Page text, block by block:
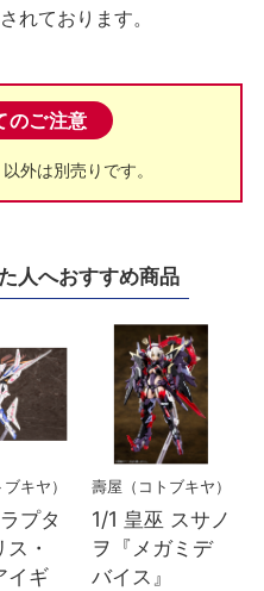
れております。
のご注意
外は別売りです。
人へおすすめ商品
キヤ）
プタ
・
イギ
壽屋（コトブキヤ）
1/1 皇巫 スサノ
ヲ『メガミデ
バイス』